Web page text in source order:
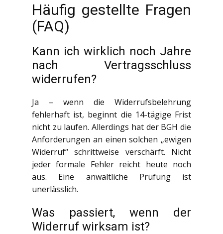
Häufig gestellte Fragen
(FAQ)
Kann ich wirklich noch Jahre
nach Vertragsschluss
widerrufen?
Ja – wenn die Widerrufsbelehrung
fehlerhaft ist, beginnt die 14-tägige Frist
nicht zu laufen. Allerdings hat der BGH die
Anforderungen an einen solchen „ewigen
Widerruf“ schrittweise verschärft. Nicht
jeder formale Fehler reicht heute noch
aus. Eine anwaltliche Prüfung ist
unerlässlich.
Was passiert, wenn der
Widerruf wirksam ist?